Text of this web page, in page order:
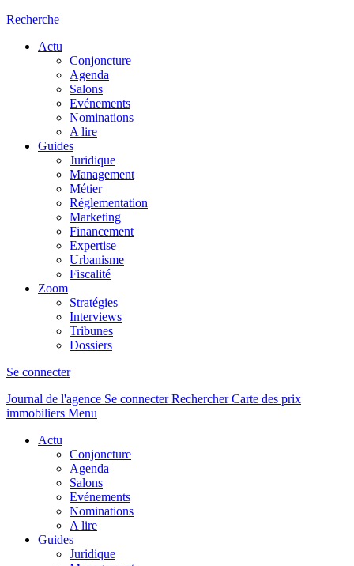
Recherche
Actu
Conjoncture
Agenda
Salons
Evénements
Nominations
A lire
Guides
Juridique
Management
Métier
Réglementation
Marketing
Financement
Expertise
Urbanisme
Fiscalité
Zoom
Stratégies
Interviews
Tribunes
Dossiers
Se connecter
Journal de l'agence Se connecterRechercher Carte des prix
immobiliers Menu
Actu
Conjoncture
Agenda
Salons
Evénements
Nominations
A lire
Guides
Juridique